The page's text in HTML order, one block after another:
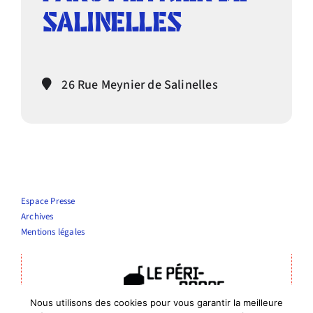
SALINELLES
26 Rue Meynier de Salinelles
Espace Presse
Archives
Mentions légales
Théâtre Le Périscope
Nous utilisons des cookies pour vous garantir la meilleure